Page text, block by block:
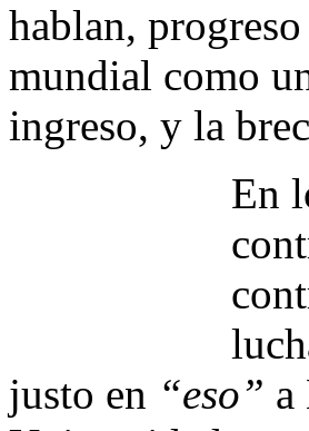
hablan,
mundial como
ingreso, y la
En
justo en “eso” a